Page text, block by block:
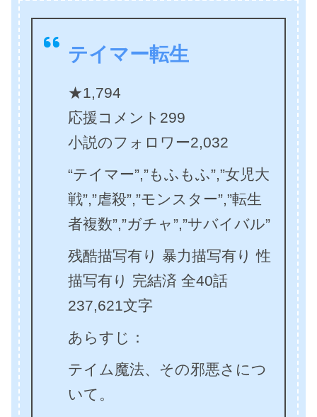
テイマー転生
★1,794
応援コメント299
小説のフォロワー2,032
“テイマー”,”もふもふ”,”女児大
戦”,”虐殺”,”モンスター”,”転生
者複数”,”ガチャ”,”サバイバル”
残酷描写有り 暴力描写有り 性
描写有り 完結済 全40話
237,621文字
あらすじ：
テイム魔法、その邪悪さにつ
いて。